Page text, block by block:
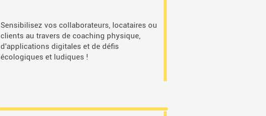
Sensibilisez vos collaborateurs, locataires ou
clients au travers de coaching physique,
d'applications digitales et de défis
écologiques et ludiques !